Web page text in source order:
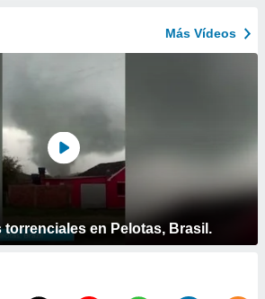
Más Vídeos
en Pelotas, Brasil.